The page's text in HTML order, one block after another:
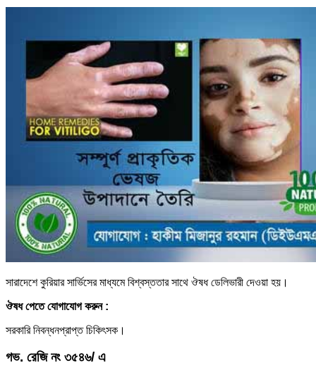
সারাদেশে কুরিয়ার সার্ভিসের মাধ্যমে বিশ্বস্ততার সাথে ঔষধ ডেলিভারী দেওয়া হয়।
ঔষধ পেতে যোগাযোগ করুন :
সরকারি নিবন্ধনপ্রাপ্ত চিকিৎসক।
গভ. রেজি নং ৩৫৪৬/ এ